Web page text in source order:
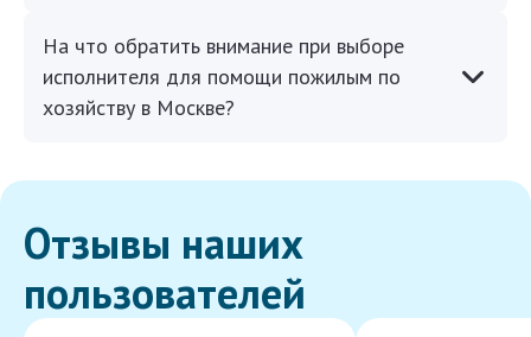
На что обратить внимание при выборе
исполнителя для помощи пожилым по
хозяйству в Москве?
Отзывы наших
пользователей